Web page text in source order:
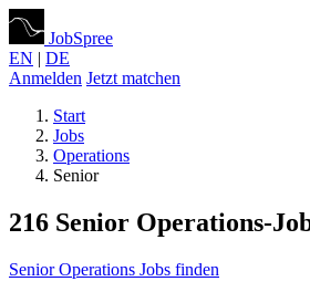
JobSpree
EN | DE
Anmelden Jetzt matchen
Start
Jobs
Operations
Senior
216 Senior Operations-
Senior Operations Jobs finden